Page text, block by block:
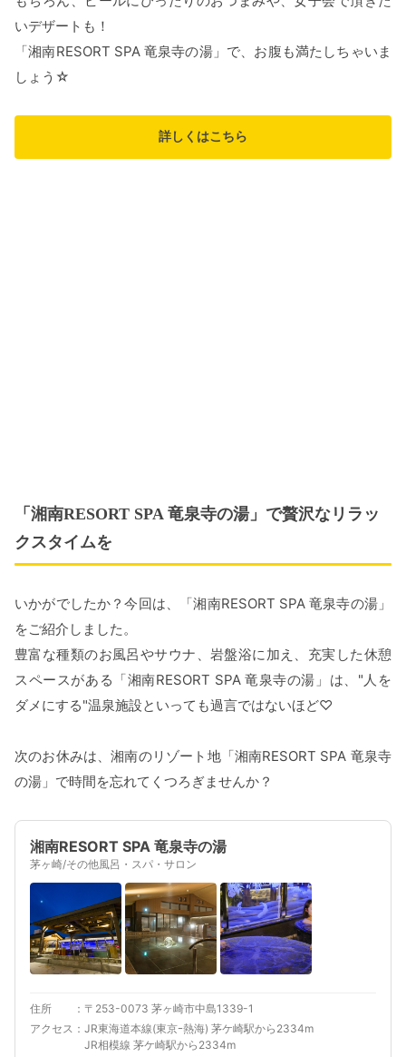
いデザートも！
「湘南RESORT SPA 竜泉寺の湯」で、お腹も満たしちゃいま
しょう☆
詳しくはこちら
「湘南RESORT SPA 竜泉寺の湯」で贅沢なリラッ
クスタイムを
いかがでしたか？今回は、「湘南RESORT SPA 竜泉寺の湯」
をご紹介しました。
豊富な種類のお風呂やサウナ、岩盤浴に加え、充実した休憩
スペースがある「湘南RESORT SPA 竜泉寺の湯」は、"人を
ダメにする"温泉施設といっても過言ではないほど♡
次のお休みは、湘南のリゾート地「湘南RESORT SPA 竜泉寺
の湯」で時間を忘れてくつろぎませんか？
湘南RESORT SPA 竜泉寺の湯
茅ヶ崎/その他風呂・スパ・サロン
住所
〒253-0073 茅ヶ崎市中島1339-1
アクセス
JR東海道本線(東京ｰ熱海) 茅ケ崎駅から2334m
JR相模線 茅ケ崎駅から2334m